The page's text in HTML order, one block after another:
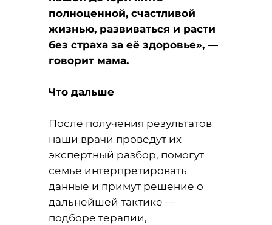
полноценной, счастливой
жизнью, развиваться и расти
без страха за её здоровье», —
говорит мама.
Что дальше
После получения результатов
наши врачи проведут их
экспертный разбор, помогут
семье интерпретировать
данные и примут решение о
дальнейшей тактике —
подборе терапии,